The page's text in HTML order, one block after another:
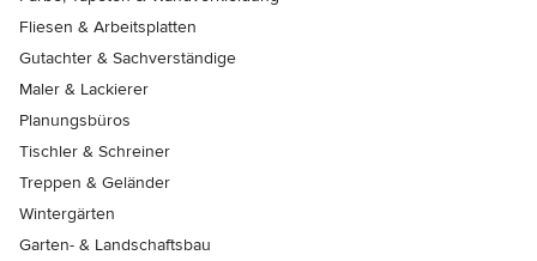
Fliesen & Arbeitsplatten
Gutachter & Sachverständige
Maler & Lackierer
Planungsbüros
Tischler & Schreiner
Treppen & Geländer
Wintergärten
Garten- & Landschaftsbau